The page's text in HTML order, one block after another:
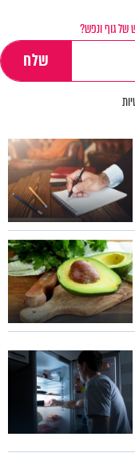
של גוף ונפש?